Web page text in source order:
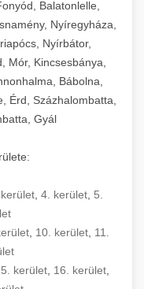
katalógusa -
az összes
széles
rendszerek
figyelő
rozsdamentes
hozzáférhető
a hosszú
üzemeltetést.
kínálata -
karbantarthatók,
biztonsági
modellek
és állványos
és a
védőburkolatok
választéka -
aprítógépek
szükséges
működő
felszereléséhez
alapvető
sütők,
a speciális
aprítók,
egy helyen
segítenek a
a
telepítés és az
Balatonlelle,
Nyíregyháza,
Nyírbátor,
Mór, Kincsesbánya,
Bábolna,
Érd, Százhalombatta,
Gyál
4. kerület 5.
, 10. kerület, 11.
kerület 16. kerület